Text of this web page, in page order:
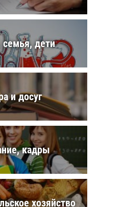
дети
и досуг
кадры
хозяйство